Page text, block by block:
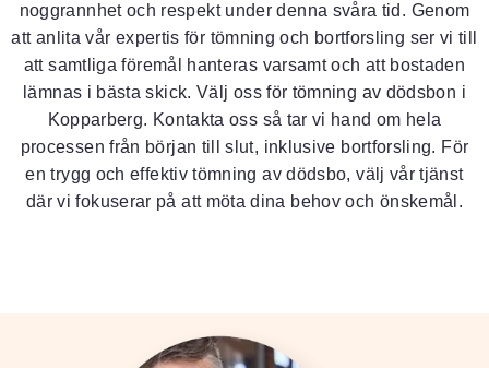
noggrannhet och respekt under denna svåra tid. Genom
att anlita vår expertis för tömning och bortforsling ser vi till
att samtliga föremål hanteras varsamt och att bostaden
lämnas i bästa skick. Välj oss för tömning av dödsbon i
Kopparberg. Kontakta oss så tar vi hand om hela
processen från början till slut, inklusive bortforsling. För
en trygg och effektiv tömning av dödsbo, välj vår tjänst
där vi fokuserar på att möta dina behov och önskemål.